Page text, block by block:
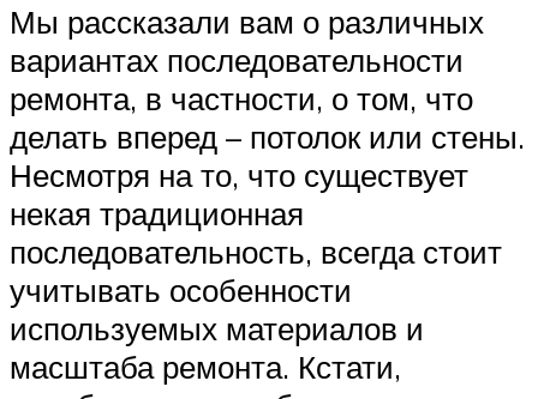
Мы рассказали вам о различных
вариантах последовательности
ремонта, в частности, о том, что
делать вперед – потолок или стены.
Несмотря на то, что существует
некая традиционная
последовательность, всегда стоит
учитывать особенности
используемых материалов и
масштаба ремонта. Кстати,